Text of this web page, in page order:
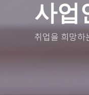
사업
취업을 희망하